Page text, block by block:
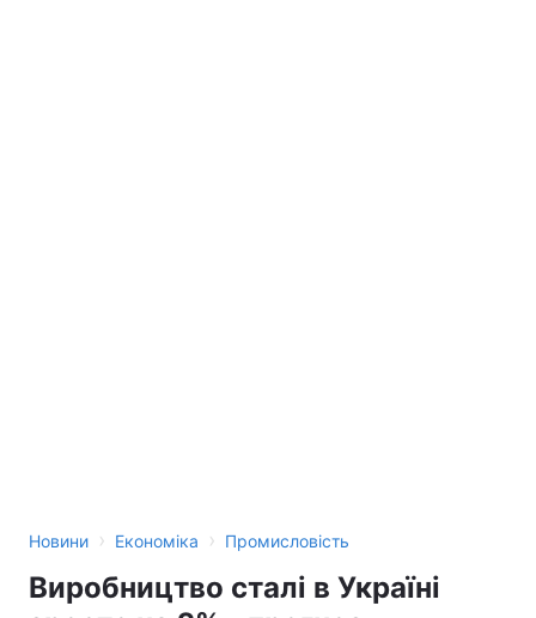
Новини › Економіка › Промисловість
Виробництво сталі в Україні